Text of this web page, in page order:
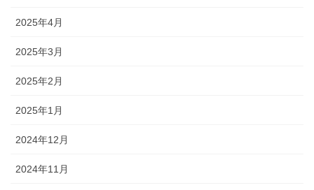
2025年4月
2025年3月
2025年2月
2025年1月
2024年12月
2024年11月